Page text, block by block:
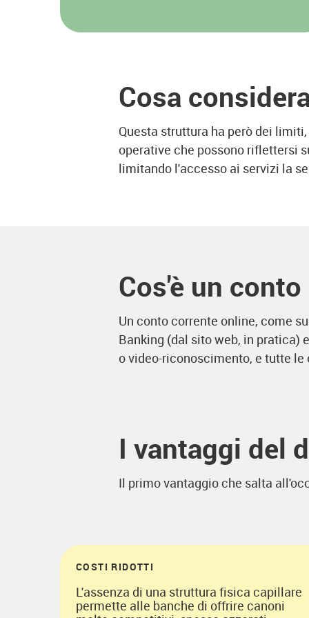
Cosa
Questa struttura ha però dei
operative che possono riflettersi
limitando l'accesso ai servizi la
Cos'è un
Un conto corrente online, come
Banking (dal sito web, in pratica)
o video-riconoscimento, e tutte
I vantaggi del
Il primo vantaggio che salta
COSTI RIDOTTI
L'assenza di una struttura fisica capillare
permette alle banche di offrire canoni